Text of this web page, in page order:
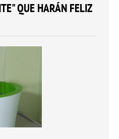
QUE HARÁN FELIZ